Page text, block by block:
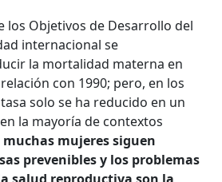
los Objetivos de Desarrollo del
internacional se
la mortalidad materna en
con 1990; pero, en los
solo se ha reducido en un
la mayoría de contextos
muchas mujeres siguen
prevenibles y los problemas